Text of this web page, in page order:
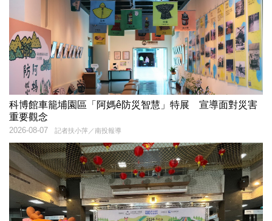
科博館車籠埔園區「阿媽ê防災智慧」特展 宣導面對災害
重要觀念
記者扶小萍／南投報導
2026-08-07